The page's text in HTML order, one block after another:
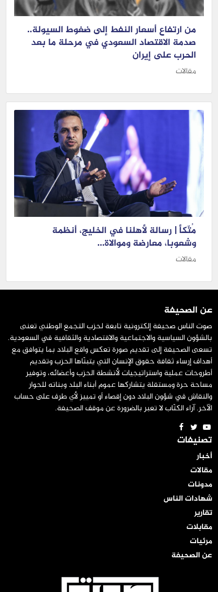
من ارتفاع أسعار النفط إلى ضغوط السيولة..
صدمة الاقتصاد السعودي في مرحلة ما بعد
الحرب على إيران
مقالات
مُتّكأ | رسالة لأهلنا في الخليج، أنظمة
وشعوبا، معارضة وموالاة...
مقالات
عن الصحيفة
صوت الناس صحيفة إلكترونية تابعة لحزب التجمع الوطني تعنى
بالشؤون السياسية والاجتماعية والاقتصادية والثقافية في السعودية.
تسعى الصحيفة إلى تقديم صورة تعكس واقع البلاد بما يتوافق مع
أهداف إرساء ثقافة حقوق الإنسان التي يتبنّاها الحزب وتقديم
أطروحات عملية واستراتيجيات لأنشطة الحزب وأعضائه، وتوفير
مساحة حرة ومستقلة يتشاركها عموم أبناء البلد وبناته للحوار
والنقاش في شؤون البلاد دون إقصاء أو تمييز لأي طرف على حساب
الآخر. آراء الكتّاب لا تعبر بالضرورة عن موقف الصحيفة.
تصنيفات
أخبار
مقالات
مدونات
شهادات الناس
تقارير
مقابلات
مرئيات
عن الصحيفة